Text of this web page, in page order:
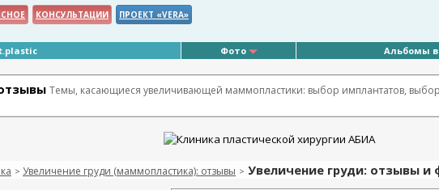
КОНСУЛЬТАЦИИ ПРОЕКТ «VERA»
Фото Альбомы
Темы, касающиеся увеличивающей маммопластики: выбор имплантатов,
> Увеличение груди (маммопластика): отзывы > Увеличение груди: отзывы и